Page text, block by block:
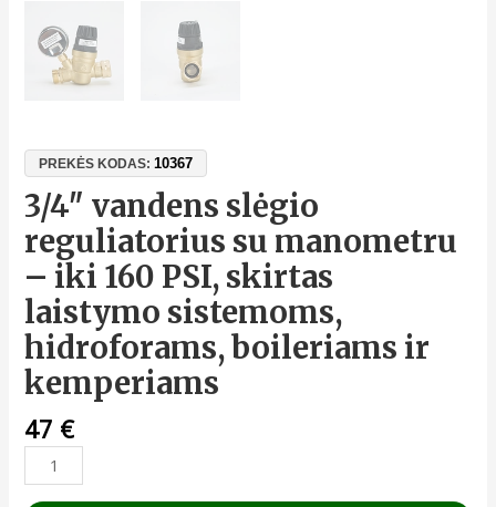
PREKĖS KODAS:10367
3/4″ vandens slėgio
reguliatorius su manometru
– iki 160 PSI, skirtas
laistymo sistemoms,
hidroforams, boileriams ir
kemperiams
47 €